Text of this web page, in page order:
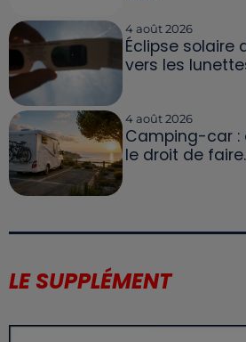
4 août 2026
Éclipse solaire
vers les
4 août 2026
Camping-car :
le droit de
LE SUPPLÉMENT